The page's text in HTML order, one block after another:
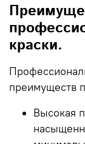
краски.
преимуществ
Высокая